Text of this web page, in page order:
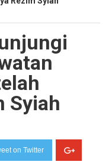
Syiah
on Twitter